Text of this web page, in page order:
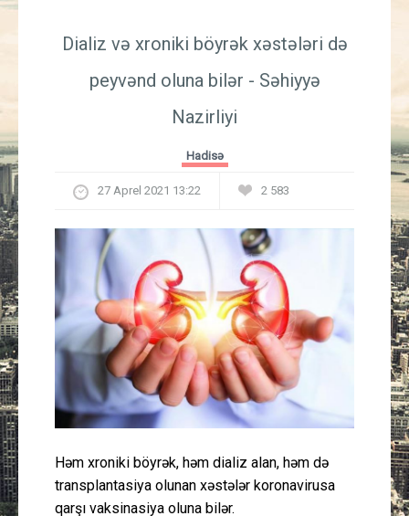
İqtisadiyyat
Güney Azərbaycan
Mədəniyyət
Müsahibə
İdman
Layihə
Gündəm
Cəmiyyət
Dializ və xroniki böyrək xəstələri də
peyvənd oluna bilər - Səhiyyə
Nazirliyi
Hadisə
27 Aprel 2021 13:22 2 583
Həm xroniki böyrək, həm dializ alan, həm də
transplantasiya olunan xəstələr koronavirusa
qarşı vaksinasiya oluna bilər.